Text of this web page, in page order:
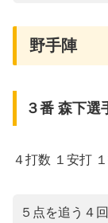
野手陣
３番 森下選
４打数 １安打
５点を追う４